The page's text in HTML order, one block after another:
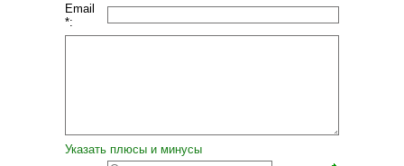
Email
*:
Указать плюсы и минусы